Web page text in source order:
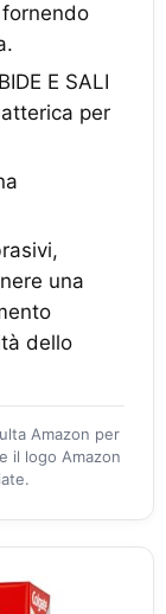
E SALI
per
una
dello
Amazon per
il logo Amazon